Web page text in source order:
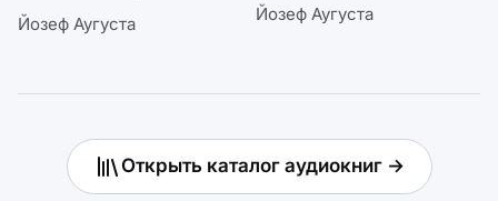
Йозеф Аугуста Йозеф Аугуста
Открыть каталог аудиокниг →